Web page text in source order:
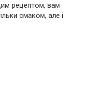
рецептом, вам
смаком, але і